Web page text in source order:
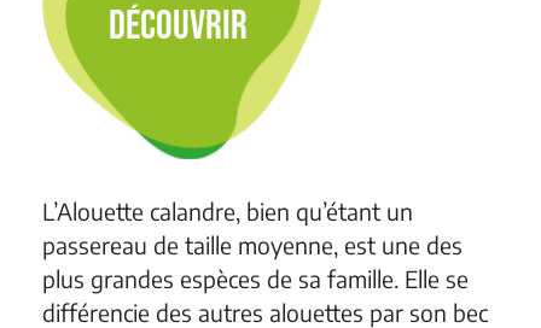
DÉCOUVRIR
L’Alouette calandre, bien qu’étant un
passereau de taille moyenne, est une des
plus grandes espèces de sa famille. Elle se
différencie des autres alouettes par son bec